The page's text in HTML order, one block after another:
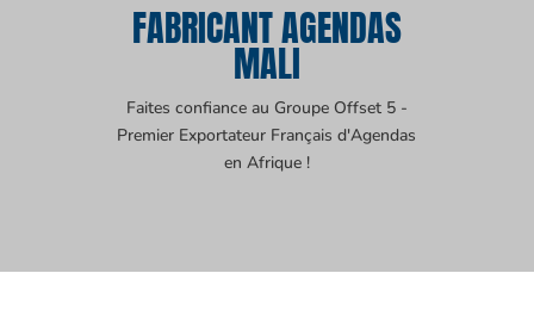
FABRICANT AGENDAS
MALI
Faites confiance au Groupe Offset 5 -
Premier Exportateur Français d'Agendas
en Afrique !